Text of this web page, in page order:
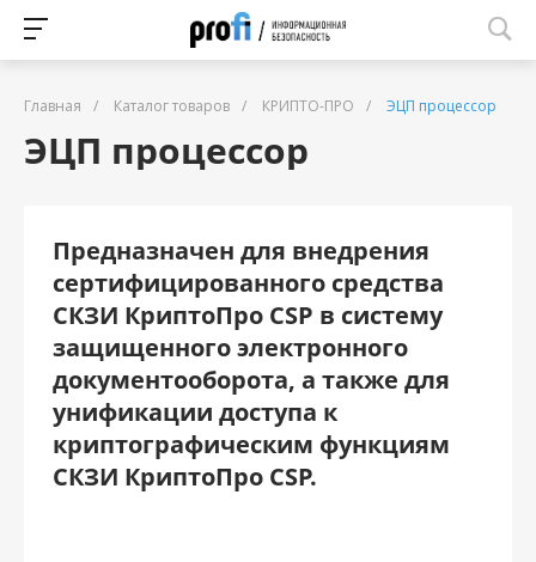
Главная / Каталог товаров / КРИПТО-ПРО / ЭЦП процессор
ЭЦП процессор
Предназначен для внедрения
сертифицированного средства
СКЗИ КриптоПро CSP в систему
защищенного электронного
документооборота, а также для
унификации доступа к
криптографическим функциям
СКЗИ КриптоПро CSP.